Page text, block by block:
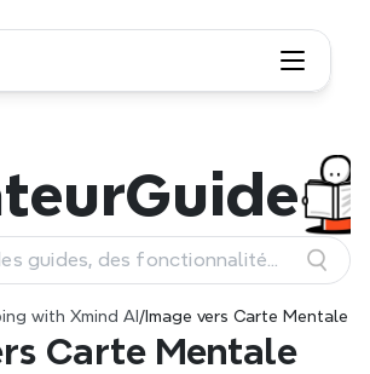
with Xmind AI / Image vers Carte Mentale
Carte Mentale
Guide
guides, des fonctionnalités